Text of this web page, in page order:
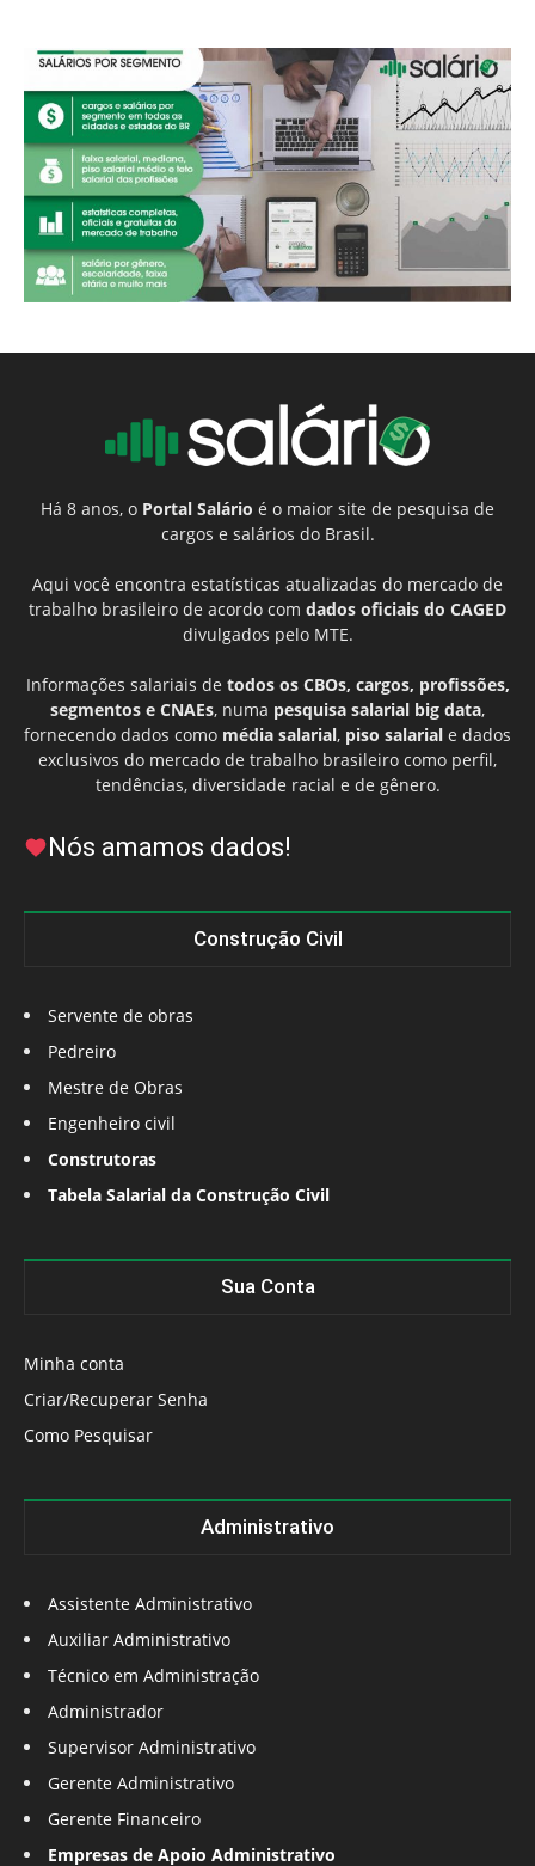
Há 8 anos, o Portal Salário é o maior site de pesquisa de
cargos e salários do Brasil.
Aqui você encontra estatísticas atualizadas do mercado de
trabalho brasileiro de acordo com dados oficiais do CAGED
divulgados pelo MTE.
Informações salariais de todos os CBOs, cargos, profissões,
segmentos e CNAEs, numa pesquisa salarial big data,
fornecendo dados como média salarial, piso salarial e dados
exclusivos do mercado de trabalho brasileiro como perfil,
tendências, diversidade racial e de gênero.
Nós amamos dados!
Construção Civil
Servente de obras
Pedreiro
Mestre de Obras
Engenheiro civil
Construtoras
Tabela Salarial da Construção Civil
Sua Conta
Minha conta
Criar/Recuperar Senha
Como Pesquisar
Administrativo
Assistente Administrativo
Auxiliar Administrativo
Técnico em Administração
Administrador
Supervisor Administrativo
Gerente Administrativo
Gerente Financeiro
Empresas de Apoio Administrativo